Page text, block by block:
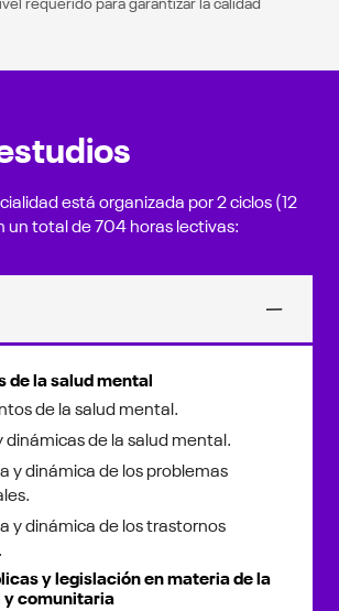
requerido para garantizar la calidad
está organizada por 2 ciclos (12
un total de 704 horas lectivas:
de la salud mental
de la salud mental.
dinámicas de la salud mental.
y dinámica de los problemas
y dinámica de los trastornos
y legislación en materia de la
y comunitaria